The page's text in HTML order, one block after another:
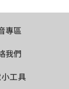
專區
我們
工具